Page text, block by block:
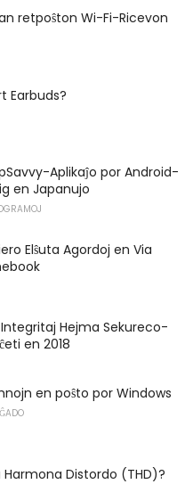
retpoŝton Wi-Fi-Ricevon
Earbuds?
Aplikaĵo por Android-
en Japanujo
Elŝuta Agordoj en Via
Hejma Sekureco-
en 2018
en poŝto por Windows
Harmona Distordo (THD)?